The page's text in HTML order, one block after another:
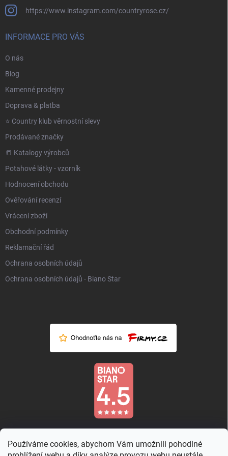
Používáme cookies, abychom Vám umožnili pohodlné
https://www.instagram.com/countryrose.cz/
INFORMACE PRO VÁS
O nás
Blog
Kamenné prodejny
Doprava & platba
⭐️ Country klub věrnostní slevy
Prodávané značky
📒 Katalogy výrobců
Potahové látky - vzorník
Hodnocení obchodu
Ověřování recenzí
Vrácení zboží
Obchodní podmínky
Reklamační řád
Ochrana osobních údajů
Ochrana osobních údajů - Biano Star